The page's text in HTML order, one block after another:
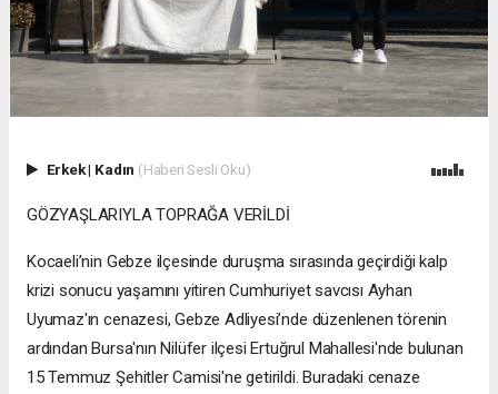
Erkek| Kadın (Haberi Sesli Oku)
GÖZYAŞLARIYLA TOPRAĞA VERİLDİ
Kocaeli’nin Gebze ilçesinde duruşma sırasında geçirdiği kalp
krizi sonucu yaşamını yitiren Cumhuriyet savcısı Ayhan
Uyumaz'ın cenazesi, Gebze Adliyesi’nde düzenlenen törenin
ardından Bursa'nın Nilüfer ilçesi Ertuğrul Mahallesi'nde bulunan
15 Temmuz Şehitler Camisi'ne getirildi. Buradaki cenaze